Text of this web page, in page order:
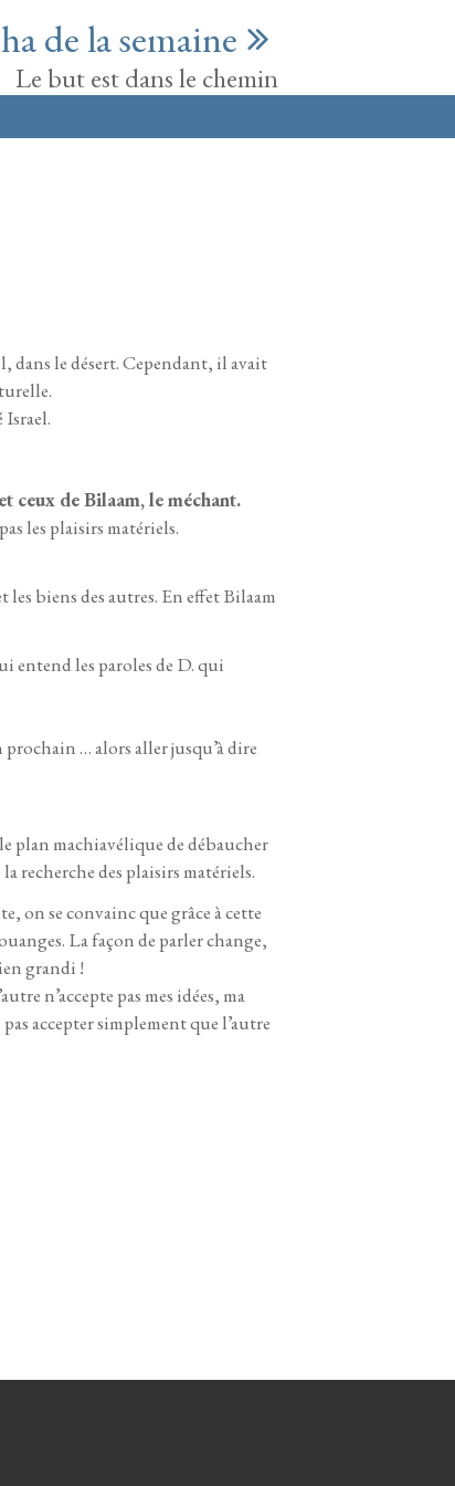
de la semaine
Le but est dans le chemin
dans le désert. Cependant, il avait
Israel.
ceux de Bilaam, le méchant.
les plaisirs matériels.
biens des autres. En effet Bilaam
entend les paroles de D. qui
… alors aller jusqu’à dire
plan machiavélique de débaucher
recherche des plaisirs matériels.
on se convainc que grâce à cette
La façon de parler change,
grandi !
n’accepte pas mes idées, ma
accepter simplement que l’autre